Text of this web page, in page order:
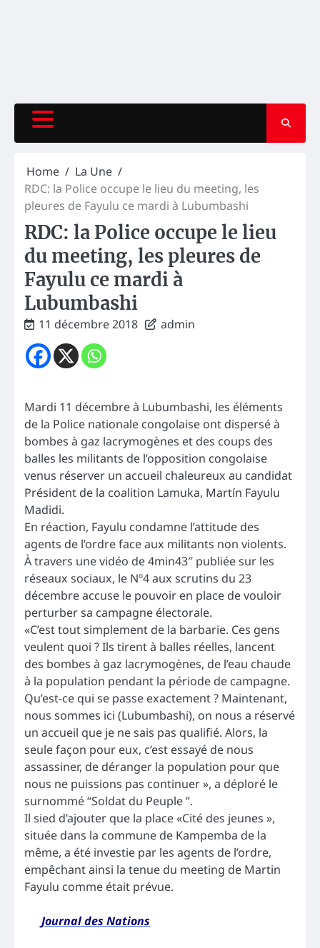
Home
La Une
RDC: la Police occupe le lieu du meeting, les
pleures de Fayulu ce mardi à Lubumbashi
RDC: la Police occupe le lieu
du meeting, les pleures de
Fayulu ce mardi à
Lubumbashi
11 décembre 2018 admin
Mardi 11 décembre à Lubumbashi, les éléments
de la Police nationale congolaise ont dispersé à
bombes à gaz lacrymogènes et des coups des
balles les militants de l’opposition congolaise
venus réserver un accueil chaleureux au candidat
Président de la coalition Lamuka, Martín Fayulu
Madidi.
En réaction, Fayulu condamne l’attitude des
agents de l’ordre face aux militants non violents.
À travers une vidéo de 4min43″ publiée sur les
réseaux sociaux, le Nº4 aux scrutins du 23
décembre accuse le pouvoir en place de vouloir
perturber sa campagne électorale.
«C’est tout simplement de la barbarie. Ces gens
veulent quoi ? Ils tirent à balles réelles, lancent
des bombes à gaz lacrymogènes, de l’eau chaude
à la population pendant la période de campagne.
Qu’est-ce qui se passe exactement ? Maintenant,
nous sommes ici (Lubumbashi), on nous a réservé
un accueil que je ne sais pas qualifié. Alors, la
seule façon pour eux, c’est essayé de nous
assassiner, de déranger la population pour que
nous ne puissions pas continuer », a déploré le
surnommé “Soldat du Peuple ”.
Il sied d’ajouter que la place «Cité des jeunes »,
située dans la commune de Kampemba de la
même, a été investie par les agents de l’ordre,
empêchant ainsi la tenue du meeting de Martin
Fayulu comme était prévue.
Journal des Nations